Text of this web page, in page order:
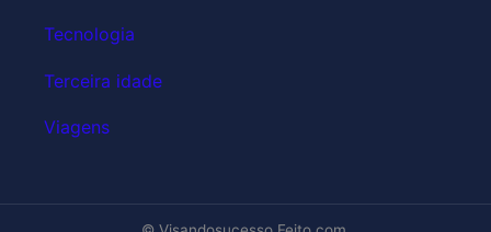
Tecnologia
Terceira idade
Viagens